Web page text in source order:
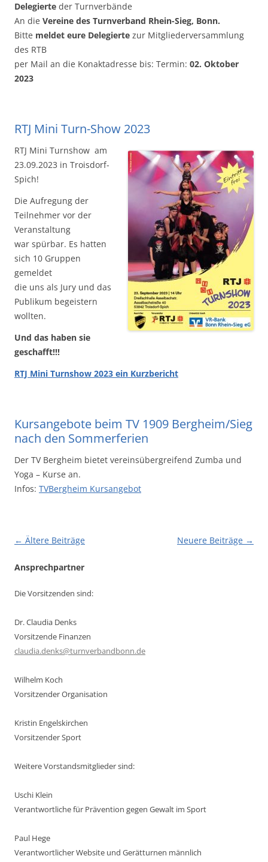
Delegierte der Turnverbände
An die Vereine des Turnverband Rhein-Sieg, Bonn.
Bitte meldet eure Delegierte zur Mitgliederversammlung
des RTB
per Mail an die Konaktadresse bis: Termin: 02. Oktober
2023
RTJ Mini Turn-Show 2023
RTJ Mini Turnshow am
23.09.2023 in Troisdorf-
Spich!
Die Aufregung der
Teilnehmer vor der
Veranstaltung
war spürbar. Es hatten
sich 10 Gruppen
gemeldet
die uns als Jury und das
Publikum begeistern
wollten.
Und das haben sie
geschafft!!!
RTJ Mini Turnshow 2023 ein Kurzbericht
Kursangebote beim TV 1909 Bergheim/Sieg
nach den Sommerferien
Der TV Bergheim bietet vereinsübergreifend Zumba und
Yoga – Kurse an.
Infos: TVBergheim Kursangebot
Beitragsnavigation
← Ältere Beiträge Neuere Beiträge →
Ansprechpartner
Die Vorsitzenden sind:
Dr. Claudia Denks
Vorsitzende Finanzen
claudia.denks@turnverbandbonn.de
Wilhelm Koch
Vorsitzender Organisation
Kristin Engelskirchen
Vorsitzender Sport
Weitere Vorstandsmitglieder sind:
Uschi Klein
Verantwortliche für Prävention gegen Gewalt im Sport
Paul Hege
Verantwortlicher Website und Gerätturnen männlich